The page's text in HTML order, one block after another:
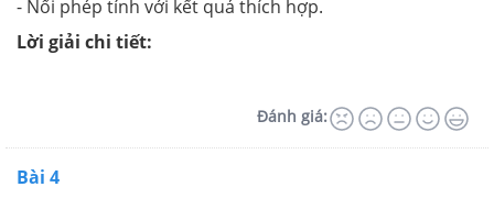
- Nối phép tính với kết quả thích hợp.
Lời giải chi tiết:
Đánh giá:
Bài 4